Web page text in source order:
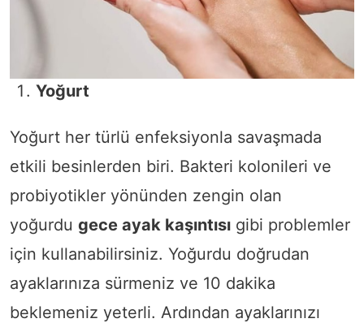
Yoğurt
Yoğurt her türlü enfeksiyonla savaşmada
etkili besinlerden biri. Bakteri kolonileri ve
probiyotikler yönünden zengin olan
yoğurdu gece ayak kaşıntısı gibi problemler
için kullanabilirsiniz. Yoğurdu doğrudan
ayaklarınıza sürmeniz ve 10 dakika
beklemeniz yeterli. Ardından ayaklarınızı